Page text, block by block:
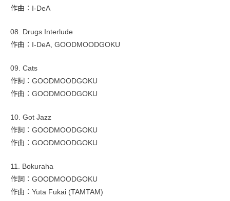
作曲：I-DeA
08. Drugs Interlude
作曲：I-DeA, GOODMOODGOKU
09. Cats
作詞：GOODMOODGOKU
作曲：GOODMOODGOKU
10. Got Jazz
作詞：GOODMOODGOKU
作曲：GOODMOODGOKU
11. Bokuraha
作詞：GOODMOODGOKU
作曲：Yuta Fukai (TAMTAM)